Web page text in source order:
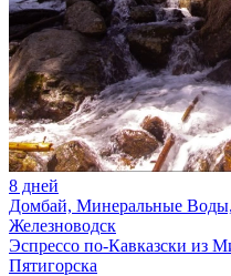
8 дней
Домбай, Минеральные
Железноводск
Эспрессо по-Кавказски из
Пятигорска